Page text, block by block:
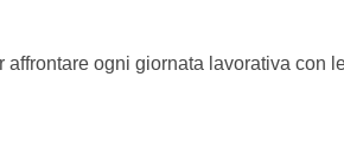
affrontare ogni giornata lavorativa con